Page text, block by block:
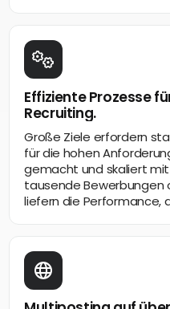
Effiziente Prozesse
Recruiting.
Große Ziele erfordern
für die hohen
gemacht und skaliert
tausende Bewerbungen
liefern die Performance,